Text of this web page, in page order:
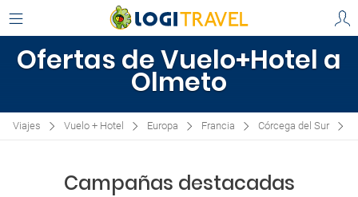
Ofertas de Vuelo+Hotel a
Olmeto
Viajes Vuelo + Hotel Europa Francia Córcega del Sur
Campañas destacadas